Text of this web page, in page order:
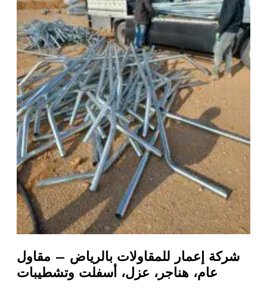
شركة إعمار للمقاولات بالرياض – مقاول
عام، هناجر، عزل، أسفلت وتشطيبات